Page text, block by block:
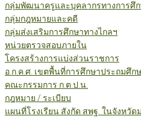
กลุ่มพัฒนาครูและบุคลากรทางการศึ
กลุ่มกฎหมายและคดี
กลุ่มส่งเสริมการศึกษาทางไกลฯ
หน่วยตรวจสอบภายใน
โครงสร้างการแบ่งส่วนราชการ
อ.ก.ค.ศ. เขตพื้นที่การศึกษาประถมศึกษ
คณะกรรมการ ก.ต.ป.น.
กฎหมาย / ระเบียบ
แผนที่โรงเรียน สังกัด สพฐ. ในจังหวัด